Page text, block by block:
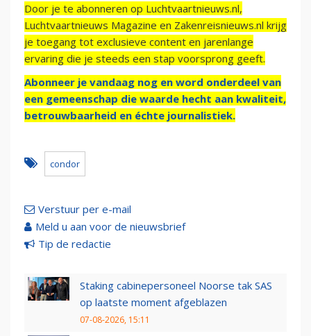
Door je te abonneren op Luchtvaartnieuws.nl,
Luchtvaartnieuws Magazine en Zakenreisnieuws.nl krijg
je toegang tot exclusieve content en jarenlange
ervaring die je steeds een stap voorsprong geeft.
Abonneer je vandaag nog en word onderdeel van
een gemeenschap die waarde hecht aan kwaliteit,
betrouwbaarheid en échte journalistiek.
condor
Verstuur per e-mail
Meld u aan voor de nieuwsbrief
Tip de redactie
Staking cabinepersoneel Noorse tak SAS
op laatste moment afgeblazen
07-08-2026, 15:11